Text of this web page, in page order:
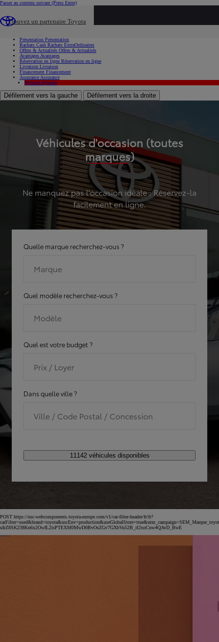
Passer au contenu suivant (Press Enter)
Trouvez un partenaire Toyota
Présentation Présentation
Rachats Cash Rachats ExtraOrdinaires
Offres & Actualités Offres & Actualités
Avantages Avantages
Réservation en ligne Réservation en ligne
Livraison Livraison
Financement Financement
Assurance Assurance
Hybride Hybride
Défilement vers la gauche Défilement vers la droite
Véhicules d'occasion (toutes
marques)
Ne manquez pas l'occasion idéale : Réservez-la
facilement en ligne.
Quelle marque recherchez-vous ?
Marque
Quel modèle recherchez-vous ?
Modèle
Quel est votre budget ?
Prix / Loyer
Dans quelle ville ?
Ville / Code Postal / Concession
11142 véhicules disponibles
POST https://usc-webcomponents.toyota-europe.com/v1/car-filter-header/fr/fr?
uIrZ8SK238Kn6x2OwfL2isPTEXM0MwD0BvOsZGv7GXbVu52B_rl2xoCnw4QAvD_BwE